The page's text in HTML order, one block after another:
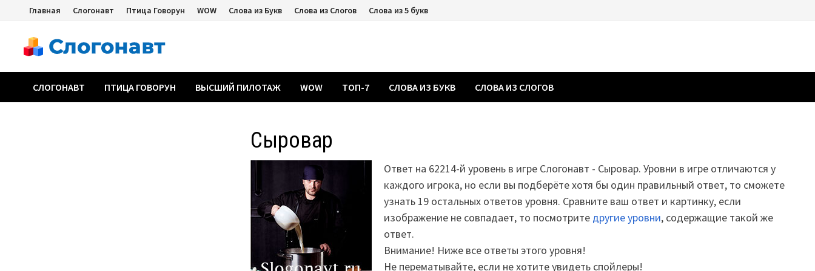
Перейти
содержимому
Главная Слогонавт Птица Говорун WOW Слова из Букв Слова из Слогов Слова из 5 букв
СЛОГОНАВТ ПТИЦА ГОВОРУН ВЫСШИЙ ПИЛОТАЖ WOW ТОП-7 СЛОВА ИЗ БУКВ СЛОВА ИЗ СЛОГОВ
Сыровар
Ответ на 62214-й уровень в игре Слогонавт - Сыровар. Уровни в игре отличаются у
каждого игрока, но если вы подберёте хотя бы один правильный ответ, то сможете
узнать 19 остальных ответов уровня. Сравните ваш ответ и картинку, если
изображение не совпадает, то посмотрите другие уровни, содержащие такой же
ответ.
Внимание! Ниже все ответы этого уровня!
Не перематывайте, если не хотите увидеть спойлеры!